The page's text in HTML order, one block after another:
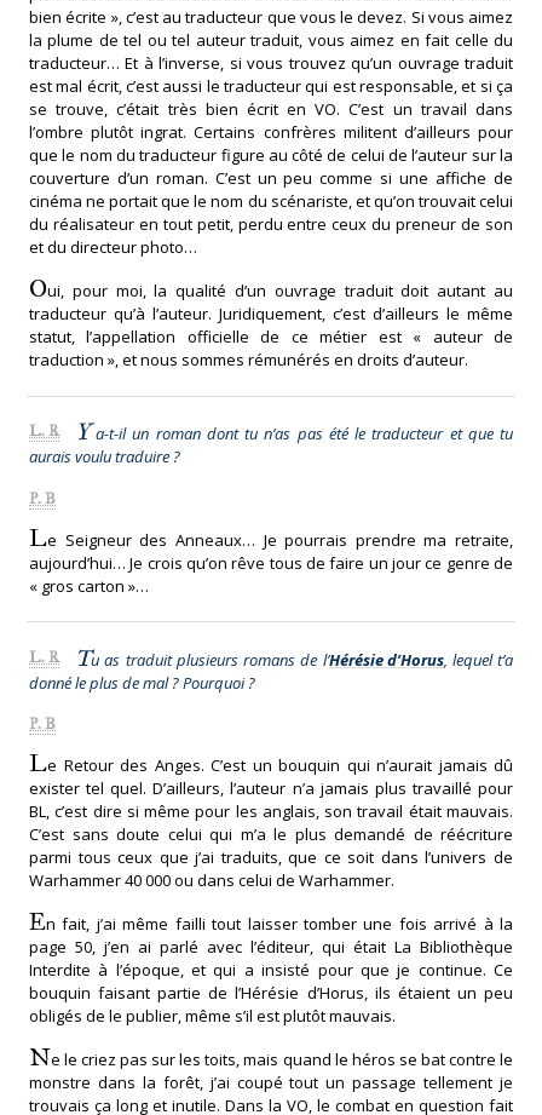
bien écrite », c’est au traducteur que vous le devez. Si vous aimez
la plume de tel ou tel auteur traduit, vous aimez en fait celle du
traducteur… Et à l’inverse, si vous trouvez qu’un ouvrage traduit
est mal écrit, c’est aussi le traducteur qui est responsable, et si ça
se trouve, c’était très bien écrit en VO. C’est un travail dans
l’ombre plutôt ingrat. Certains confrères militent d’ailleurs pour
que le nom du traducteur figure au côté de celui de l’auteur sur la
couverture d’un roman. C’est un peu comme si une affiche de
cinéma ne portait que le nom du scénariste, et qu’on trouvait celui
du réalisateur en tout petit, perdu entre ceux du preneur de son
et du directeur photo…
Oui, pour moi, la qualité d’un ouvrage traduit doit autant au
traducteur qu’à l’auteur. Juridiquement, c’est d’ailleurs le même
statut, l’appellation officielle de ce métier est « auteur de
traduction », et nous sommes rémunérés en droits d’auteur.
L. R Ya-t-il un roman dont tu n’as pas été le traducteur et que tu
aurais voulu traduire ?
P. B
Le Seigneur des Anneaux… Je pourrais prendre ma retraite,
aujourd’hui… Je crois qu’on rêve tous de faire un jour ce genre de
« gros carton »…
L. R Tu as traduit plusieurs romans de l’Hérésie d’Horus, lequel t’a
donné le plus de mal ? Pourquoi ?
P. B
Le Retour des Anges. C’est un bouquin qui n’aurait jamais dû
exister tel quel. D’ailleurs, l’auteur n’a jamais plus travaillé pour
BL, c’est dire si même pour les anglais, son travail était mauvais.
C’est sans doute celui qui m’a le plus demandé de réécriture
parmi tous ceux que j’ai traduits, que ce soit dans l’univers de
Warhammer 40 000 ou dans celui de Warhammer.
En fait, j’ai même failli tout laisser tomber une fois arrivé à la
page 50, j’en ai parlé avec l’éditeur, qui était La Bibliothèque
Interdite à l’époque, et qui a insisté pour que je continue. Ce
bouquin faisant partie de l’Hérésie d’Horus, ils étaient un peu
obligés de le publier, même s’il est plutôt mauvais.
Ne le criez pas sur les toits, mais quand le héros se bat contre le
monstre dans la forêt, j’ai coupé tout un passage tellement je
trouvais ça long et inutile. Dans la VO, le combat en question fait